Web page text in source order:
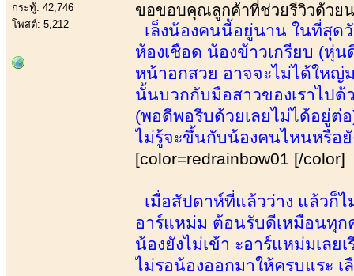
กระทู้: 42,746
โพสต์: 5,212
ขอขอบคุณลูกค้าที่ช่วยรีวิวด้วย
เล็งน้องคนนี้อยู่นาน ในที่สุด
ห้องเชือด น้องข้าวเกรียบ (หุ่
หน้าอกสวย อาจจะไม่ได้ใหญ่
นั้นบวกกับมือสาวของเราไปด้
(พอดีพอรีบด้วยเลยไม่ได้อยู่ต่
ไม่รู้จะขึ้นกับน้องคนไหนหรือยั
[color=redrainbow01 [/color]
เมื่อสัปดาห์ที่แล้วว่าง แล้วก็
อาร์แหม่ม ต้อนรับดีเหมือนทุก
น้องยังไม่เข้า ะอาร์แหม่มเล
ไม่รอน้องออกมาให้ครบแระ เ